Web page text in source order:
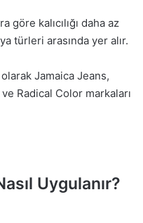
göre kalıcılığı daha az
türleri arasında yer alır.
Jamaica Jeans,
Radical Color markaları
Uygulanır?